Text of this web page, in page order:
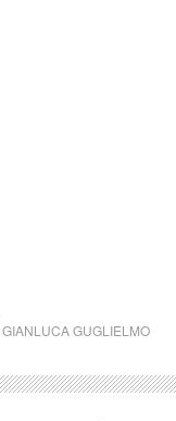
GIANLUCA GUGLIELMO